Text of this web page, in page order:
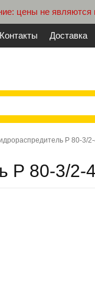
цены не
Контакты Доставка
Р 80-3/
Р 80-3/2-